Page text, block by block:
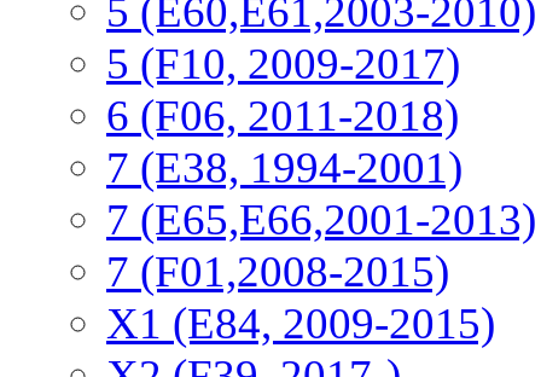
5 (E60,E61,2003-2010)
5 (F10, 2009-2017)
6 (F06, 2011-2018)
7 (E38, 1994-2001)
7 (E65,E66,2001-2013)
7 (F01,2008-2015)
X1 (E84, 2009-2015)